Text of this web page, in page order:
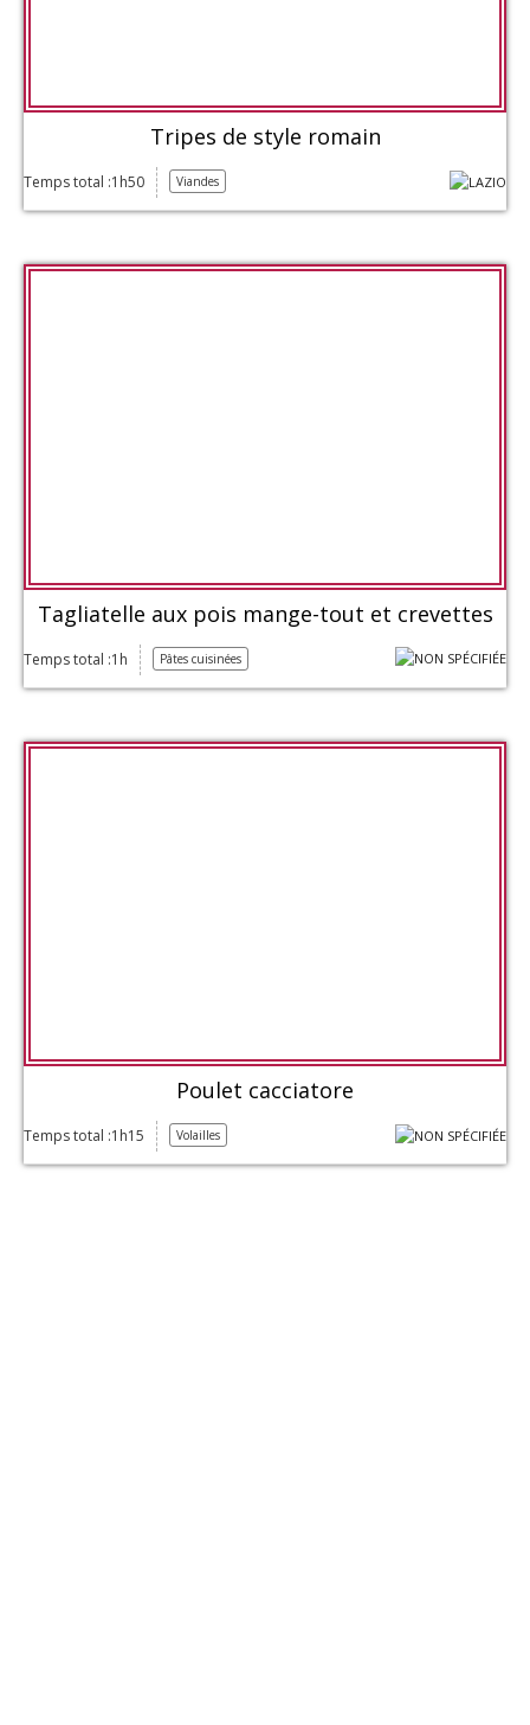
Tripes de style romain
Temps total :1h50 Viandes
Tagliatelle aux pois mange-tout et crevettes
Temps total :1h Pâtes cuisinées
Poulet cacciatore
Temps total :1h15 Volailles